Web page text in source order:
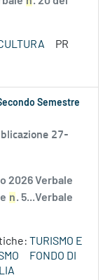
PR
Semestre
27-
2026 Verbale
n. 5...Verbale
TURISMO E
FONDO DI